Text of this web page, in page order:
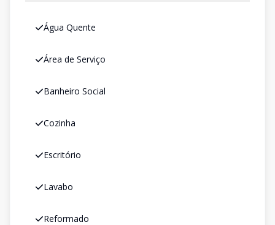
Água Quente
Área de Serviço
Banheiro Social
Cozinha
Escritório
Lavabo
Reformado